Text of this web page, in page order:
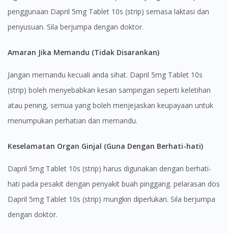
To serve you better, would you like to head over to
DoctorOnCall Singapore
Continue to DoctorOnCall Singapore
No, please do not redirect me
penggunaan Dapril 5mg Tablet 10s (strip) semasa laktasi dan
penyusuan. Sila berjumpa dengan doktor.
Amaran Jika Memandu (Tidak Disarankan)
Jangan memandu kecuali anda sihat. Dapril 5mg Tablet 10s
(strip) boleh menyebabkan kesan sampingan seperti keletihan
atau pening, semua yang boleh menjejaskan keupayaan untuk
menumpukan perhatian dan memandu.
Keselamatan Organ Ginjal (Guna Dengan Berhati-hati)
Dapril 5mg Tablet 10s (strip) harus digunakan dengan berhati-
hati pada pesakit dengan penyakit buah pinggang. pelarasan dos
Dapril 5mg Tablet 10s (strip) mungkin diperlukan. Sila berjumpa
dengan doktor.